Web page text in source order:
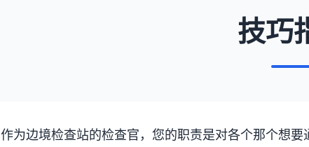
技巧
作为边境检查站的检查官，您的职责是对各个那个想